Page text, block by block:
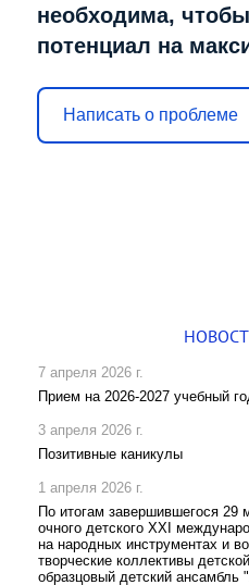
необходима,
потенциал на
Написать о проблеме
7 апреля 2026 г.
Прием на 2026-2027 учебный
3 апреля 2026 г.
Позитивные каникулы
1 апреля 2026 г.
По итогам завершившегося 29
очного детского XXI
на народных инструментах и
творческие коллективы
образцовый детский